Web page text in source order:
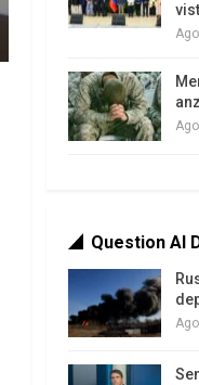
Question Al